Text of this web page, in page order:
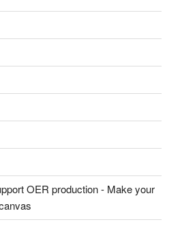
OER production - Make your